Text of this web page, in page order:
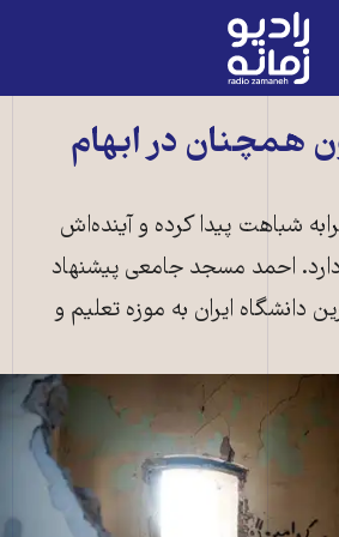
رادیو
زمانه
صفحههمچنان در ابهام
شباهت پیدا کرده و آینده‌اش
دارد. احمد مسجد جامعی پیشنهاد
دانشگاه ایران به موزه تعلیم و